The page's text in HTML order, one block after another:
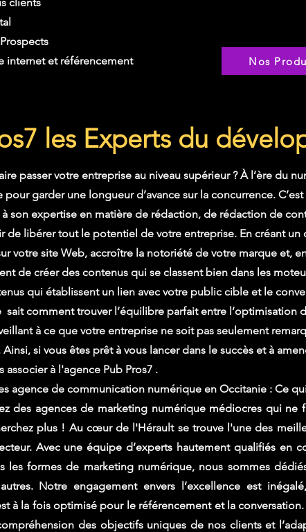
internet et référencement
Nos
les Experts du
passer votre entreprise au niveau supérieur ? À l’ère du
pour garder une longueur d’avance sur la concurrence.
son expertise en matière de rédaction, de rédaction de
de libérer tout le potentiel de votre entreprise. En créant
votre site Web, accroître la notoriété de votre marque et,
de créer des contenus qui se classent bien dans les
qui établissent un lien avec votre public cible et le
comment trouver l’équilibre parfait entre l’optimisation
à ce que votre entreprise ne soit pas seulement
si vous êtes prêt à vous lancer dans le succès et à
associer à l'agence Pub Pros7 .
agence de communication numérique en Occitanie : Ce
des agences de marketing numérique médiocres qui
plus ! Au cœur de l'Hérault se trouve l'une des
Avec une équipe d’experts hautement qualifiés en
les formes de marketing numérique, nous sommes
Notre engagement envers l’excellence est
à la fois optimisé pour le référencement et la
des objectifs uniques de nos clients et